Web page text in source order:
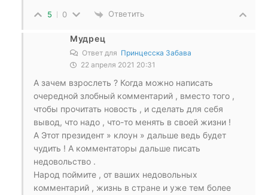
5 0 Ответить
Мудрец
Ответ для Принцесска Забава
22 апреля 2021 20:31
А зачем взрослеть ? Когда можно написать
очередной злобный комментарий , вместо того ,
чтобы прочитать новость , и сделать для себя
вывод, что надо , что-то менять в своей жизни !
А Этот президент » клоун » дальше ведь будет
чудить ! А комментаторы дальше писать
недовольство .
Народ поймите , от ваших недовольных
комментарий , жизнь в стране и уже тем более